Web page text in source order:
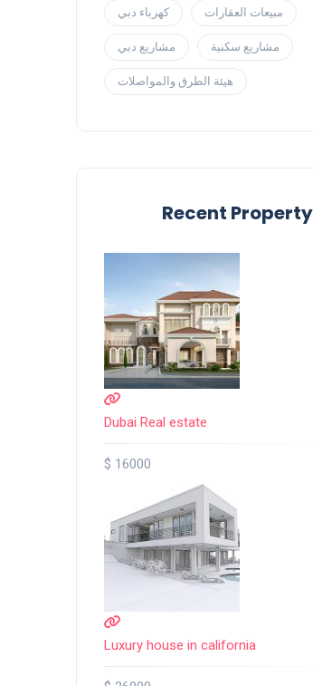
كهرباء دبي مبيعات العقارات
مشاريع دبي مشاريع سكنية
هيئة الطرق والمواصلات
Recent Property
Dubai Real estate
$ 16000
Luxury house in california